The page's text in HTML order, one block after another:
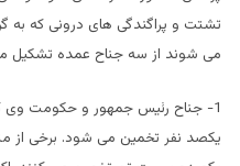
تشتت و پراگندگی های درونی که
می شوند از سه جناح عمده تشکیل
1- جناح رئیس جمهور و حکومت وی
یکصد نفر تخمین می شود. برخی از